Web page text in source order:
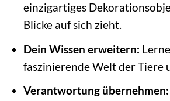
einzigartiges
Blicke auf sich zieht.
Dein Wissen erweitern:
faszinierende Welt der Tiere
Verantwortung übernehmen: